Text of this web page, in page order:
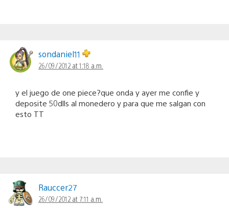
sondaniel11
26/09/2012 at 1:18 a.m.
y el juego de one piece?que onda y ayer me confie y
deposite 50dlls al monedero y para que me salgan con
esto TT
Rauccer27
26/09/2012 at 7:11 a.m.